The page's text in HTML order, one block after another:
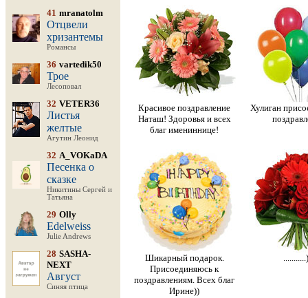
41 mranatolm
Отцвели
хризантемы
Романсы
36 vartedik50
Трое
Лесоповал
32 VETER36
Листья
желтые
Агутин Леонид
32 A_VOKaDA
Песенка о
сказке
Никитины Сергей и
Татьяна
29 Olly
Edelweiss
Julie Andrews
28 SASHA-
NEXT
Август
Синяя птица
Красивое поздравление
Наташ! Здоровья и всех
благ имениннице!
Хулиган
Шикарный подарок.
Присоединяюсь к
поздравлениям. Всех благ
Ирине))